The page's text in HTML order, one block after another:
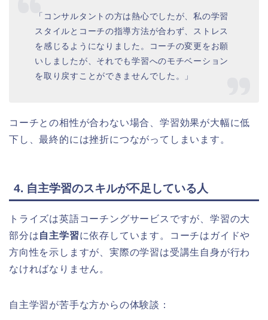
「コンサルタントの方は熱心でしたが、私の学習
スタイルとコーチの指導方法が合わず、ストレス
を感じるようになりました。コーチの変更をお願
いしましたが、それでも学習へのモチベーション
を取り戻すことができませんでした。」
コーチとの相性が合わない場合、学習効果が大幅に低
下し、最終的には挫折につながってしまいます。
4. 自主学習のスキルが不足している人
トライズは英語コーチングサービスですが、学習の大
部分は自主学習に依存しています。コーチはガイドや
方向性を示しますが、実際の学習は受講生自身が行わ
なければなりません。
自主学習が苦手な方からの体験談：